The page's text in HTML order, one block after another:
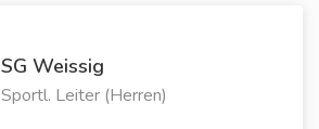
SG Weissig
Sportl. Leiter (Herren)